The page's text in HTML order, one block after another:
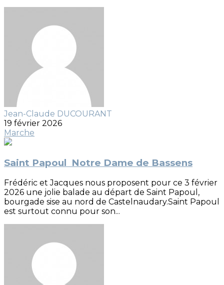
Jean-Claude DUCOURANT
19 février 2026
Marche
Saint Papoul Notre Dame de Bassens
Frédéric et Jacques nous proposent pour ce 3 février
2026 une jolie balade au départ de Saint Papoul,
bourgade sise au nord de Castelnaudary.Saint Papoul
est surtout connu pour son...